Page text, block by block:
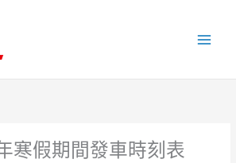
寒假期間發車時刻表